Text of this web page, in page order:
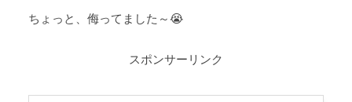
ちょっと、侮ってました～😭
スポンサーリンク